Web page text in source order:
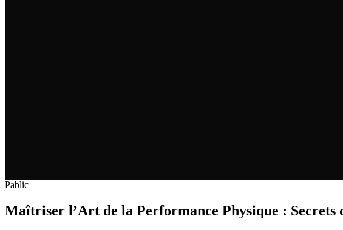
Pablic
Maîtriser l’Art de la Performance Physique : Secrets